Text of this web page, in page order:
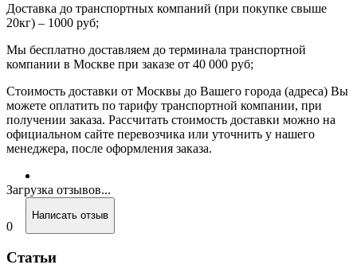
Доставка до транспортных компаний (при покупке свыше
20кг) – 1000 руб;
Мы бесплатно доставляем до терминала транспортной
компании в Москве при заказе от 40 000 руб;
Стоимость доставки от Москвы до Вашего города (адреса) Вы
можете оплатить по тарифу транспортной компании, при
получении заказа. Рассчитать стоимость доставки можно на
официальном сайте перевозчика или уточнить у нашего
менеджера, после оформления заказа.
Загрузка отзывов...
0
Написать отзыв
Статьи